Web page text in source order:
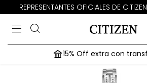
REPRESENTANTES OFICIALES DE
15% Off extra con